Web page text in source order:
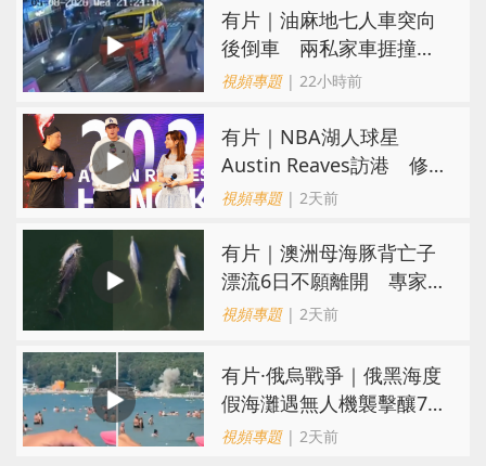
有片｜油麻地七人車突向
後倒車 兩私家車捱撞
司機不顧而去
視頻專題| 22小時前
有片｜NBA湖人球星
Austin Reaves訪港 修
頓與青少年交流球技
視頻專題| 2天前
有片｜澳洲母海豚背亡子
漂流6日不願離開 專家：
極度悲傷下的哀悼行為
視頻專題| 2天前
​有片·俄烏戰爭｜俄黑海度
假海灘遇無人機襲擊釀7死
40傷 俄烏各執一詞
視頻專題| 2天前